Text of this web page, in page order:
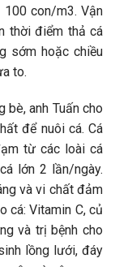
con/m3. Vận
thời điểm thả cá
sớm hoặc chiều
to.
bè, anh Tuấn cho
để nuôi cá. Cá
từ các loài cá
lớn 2 lần/ngày.
và vi chất đảm
cá: Vitamin C, củ
và trị bệnh cho
lồng lưới, đáy